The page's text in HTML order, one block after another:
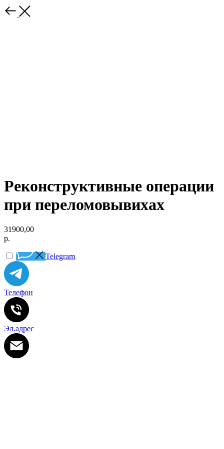
Реконструктивные операции
при переломовывихах
31900,00
р.
Telegram
Телефон
Эл.адрес